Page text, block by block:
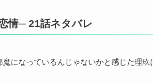
情─ 21話ネタバレ
になっているんじゃないかと感じた理